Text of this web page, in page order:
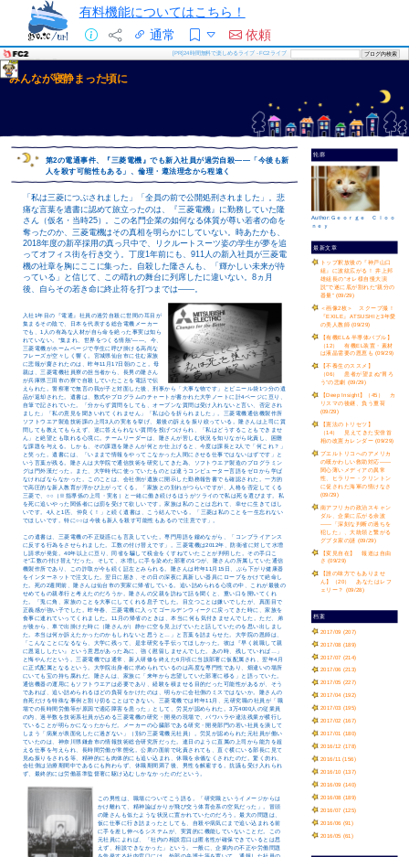
有料機能についてはこちら！
通常
依頼